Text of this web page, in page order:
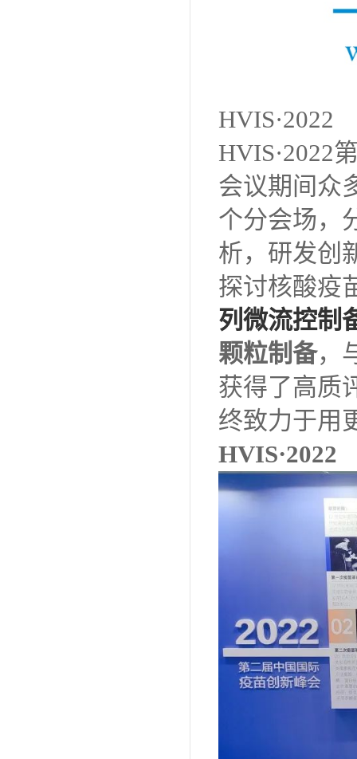
HVIS·2022
HVIS·2022
会议期间众
个分会场，
析，研发创
探讨核酸疫
列微流控制
颗粒制备，
获得了高质
终致力于用
HVIS·2022